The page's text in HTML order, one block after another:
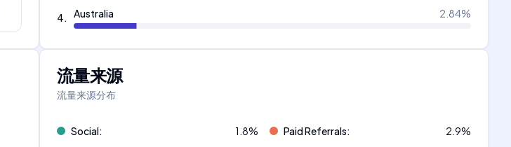
4. Australia 2.84%
流量来源
流量来源分布
Social: 1.8% Paid Referrals: 2.9%